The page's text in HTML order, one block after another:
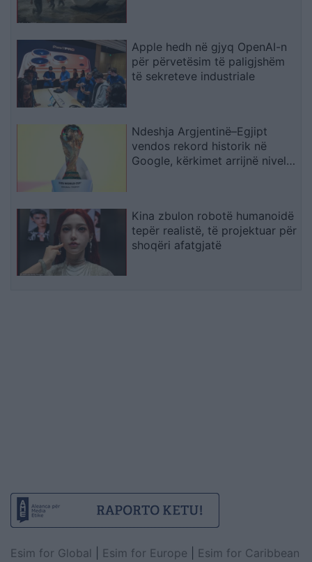
Apple hedh në gjyq OpenAI-n
për përvetësim të paligjshëm
të sekreteve industriale
Ndeshja Argjentinë–Egjipt
vendos rekord historik në
Google, kërkimet arrijnë nivele
Kina zbulon robotë humanoidë
tepër realistë, të projektuar për
shoqëri afatgjatë
Esim for Global Esim for Europe
Esim for Caribbean